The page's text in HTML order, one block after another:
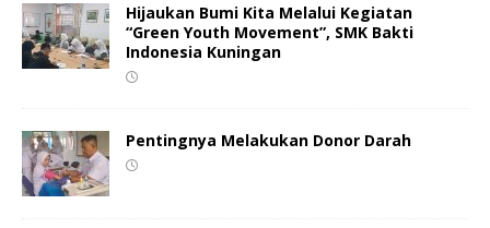
Hijaukan Bumi Kita Melalui Kegiatan
“Green Youth Movement”, SMK Bakti
Indonesia Kuningan
Pentingnya Melakukan Donor Darah